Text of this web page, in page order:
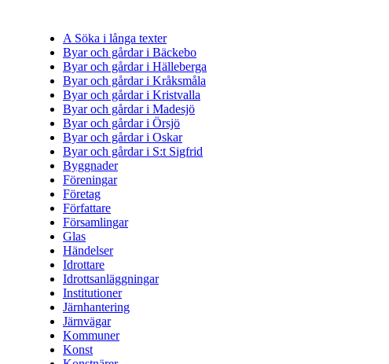
A Söka i långa texter
Byar och gårdar i Bäckebo
Byar och gårdar i Hälleberga
Byar och gårdar i Kråksmåla
Byar och gårdar i Kristvalla
Byar och gårdar i Madesjö
Byar och gårdar i Örsjö
Byar och gårdar i Oskar
Byar och gårdar i S:t Sigfrid
Byggnader
Föreningar
Företag
Författare
Församlingar
Glas
Händelser
Idrottare
Idrottsanläggningar
Institutioner
Järnhantering
Järnvägar
Kommuner
Konst